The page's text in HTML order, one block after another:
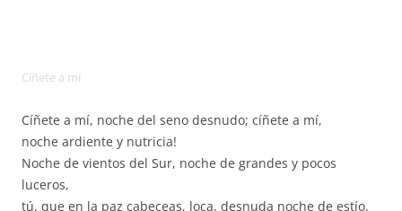
Cíñete a mí
Cíñete a mí, noche del seno desnudo; cíñete a mí,
noche ardiente y nutricia!
Noche de vientos del Sur, noche de grandes y pocos
luceros,
tú, que en la paz cabeceas, loca, desnuda noche de estío.